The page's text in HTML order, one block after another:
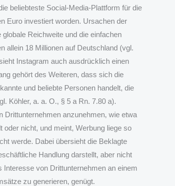
beliebteste Social-Media-Plattform für die
Euro investiert worden. Ursachen der
Reichweite und die einfachen
allein 18 Millionen auf Deutschland (vgl.
Instagram auch ausdrücklich einen
gehört des Weiteren, dass sich die
und beliebte Personen handelt, die
Köhler, a. a. O., § 5 a Rn. 7.80 a).
Drittunternehmen anzunehmen, wie etwa
oder nicht, und meint, Werbung liege so
werde. Dabei übersieht die Beklagte
Handlung darstellt, aber nicht
von Drittunternehmen an einem
zu generieren, genügt.